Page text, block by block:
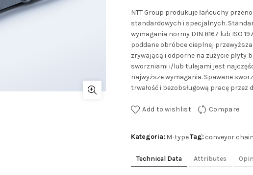
NTT Group produkuje łańcuchy
standardowych i specjalnych.
wymagania normy DIN 8167 lub ISO
poddane obróbce cieplnej
zrywającą i odporne na zużycie płyty
sworzniami i/lub tulejami jest
najwyższe wymagania. Spawane
trwałość i bezobsługową pracę przez
Add to wishlist Compare
Kategoria: M-typeTag: conveyor
Technical Data Attributes